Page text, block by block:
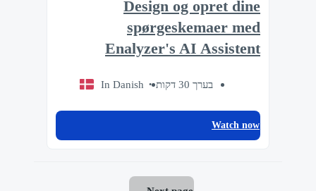
Design og opret dine
spørgeskemaer med
Enalyzer's AI Assistent
בערך 30 דקות In Danish
Watch now